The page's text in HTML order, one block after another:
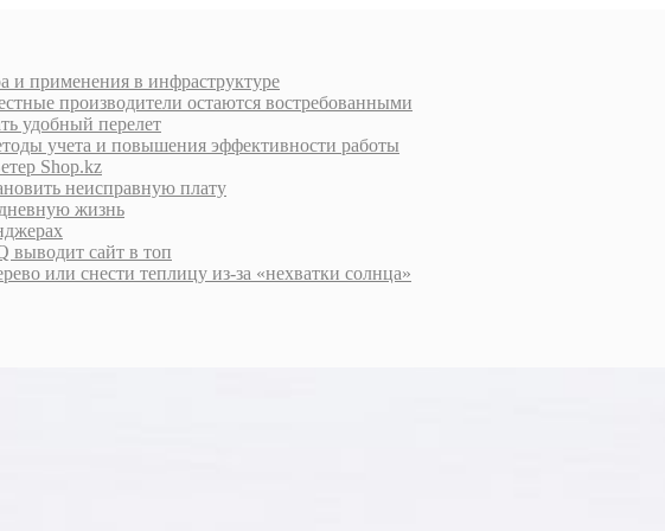
и применения в инфраструктуре
производители остаются востребованными
удобный перелет
учета и повышения эффективности работы
Shop.kz
неисправную плату
жизнь
выводит сайт в топ
или снести теплицу из-за «нехватки солнца»